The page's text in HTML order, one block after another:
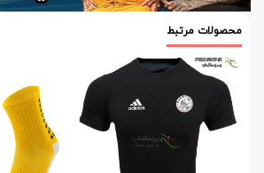
محصولات مرتبط